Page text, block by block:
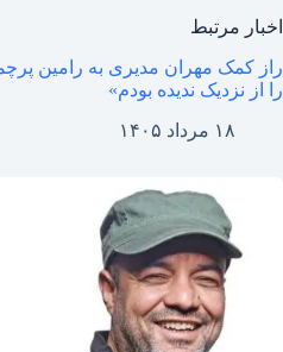
اخبار مرتبط
راز کمک مهران مدیری به رامین
را از نزدیک ندیده بودم»
۱۸ مرداد ۱۴۰۵